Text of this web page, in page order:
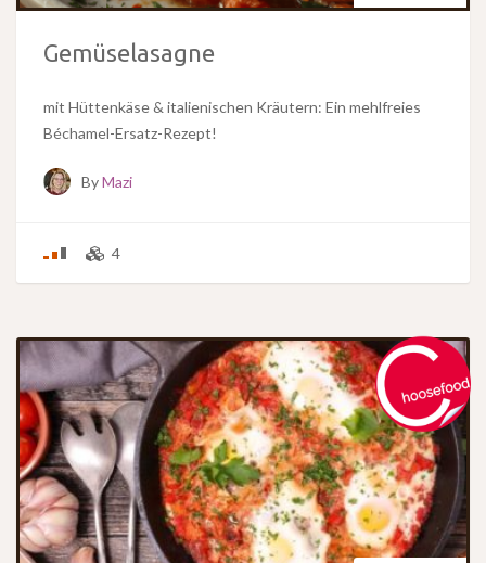
Gemüselasagne
mit Hüttenkäse & italienischen Kräutern: Ein mehlfreies
Béchamel-Ersatz-Rezept!
ByMazi
4